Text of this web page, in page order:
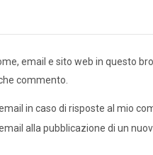
email e sito web in questo
commento.
in caso di risposte al mio
alla pubblicazione di un